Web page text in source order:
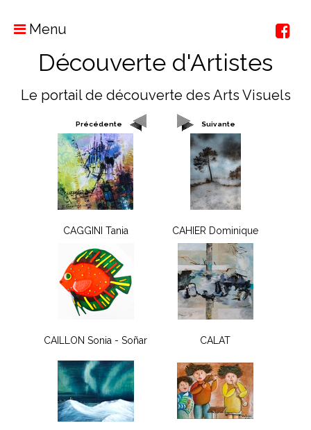
Menu
Découverte d'Artistes
Le portail de découverte des Arts Visuels
Précédente Suivante
CAGGINI Tania CAHIER Dominique
CAILLON Sonia - Soñar CALAT